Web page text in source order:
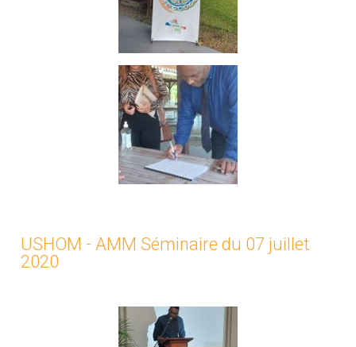
USHOM - AMM Séminaire du 07 juillet
2020